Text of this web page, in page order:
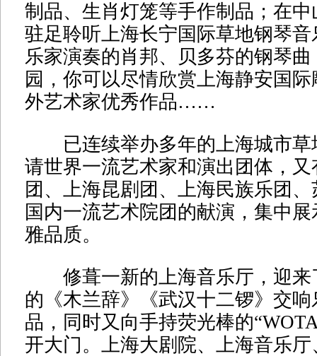
制品、生肖灯笼等手作制品；在
驻足聆听上海长宁国际草地钢琴
乐家演奏的肖邦、贝多芬的钢琴
园，你可以尽情欣赏上海静安国
外艺术家优秀作品……
已连续举办多年的上海城市草
请世界一流艺术家和演出团体，
团、上海昆剧团、上海民族乐团
国内一流艺术院团的献演，集中
雅品质。
修葺一新的上海音乐厅，迎来
的《木兰辞》《武汉十二锣》交
品，同时又向手持荧光棒的
开大门。上海大剧院、上海音乐